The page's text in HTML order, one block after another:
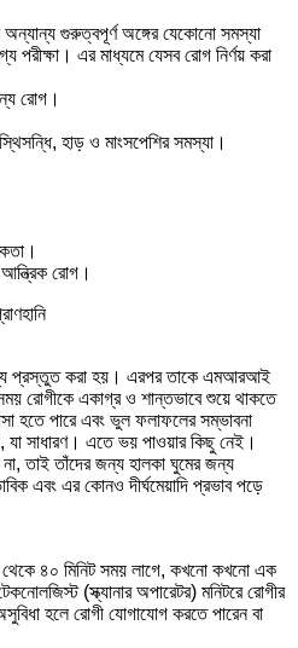
গুরুত্বপূর্ণ অঙ্গের যেকোনো সমস্যা
পরীক্ষা। এর মাধ্যমে যেসব রোগ নির্ণয় করা
রোগ।
হাড় ও মাংসপেশির সমস্যা।
আন্ত্রিক রোগ।
প্রস্তুত করা হয়। এরপর তাকে এমআরআই
রোগীকে একাগ্র ও শান্তভাবে শুয়ে থাকতে
হতে পারে এবং ভুল ফলাফলের সম্ভাবনা
যা সাধারণ। এতে ভয় পাওয়ার কিছু নেই।
তাই তাঁদের জন্য হালকা ঘুমের জন্য
এবং এর কোনও দীর্ঘমেয়াদি প্রভাব পড়ে
থেকে ৪০ মিনিট সময় লাগে, কখনো কখনো এক
(স্ক্যানার অপারেটর) মনিটরে রোগীর
হলে রোগী যোগাযোগ করতে পারেন বা